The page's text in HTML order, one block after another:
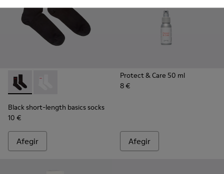
Black short-length basics socks - KA00072-001 - Mitjons
Black short-length basics socks - KA00072-002 -
Black short-length basics socks
10 €
Afegir
Protect & Care 50 ml
8 €
Afegir